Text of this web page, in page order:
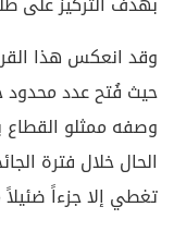
وقد انعكس هذا
وصفه ممثلو القطاع
الحال خلال فترة
تغطي إلا جزءاً